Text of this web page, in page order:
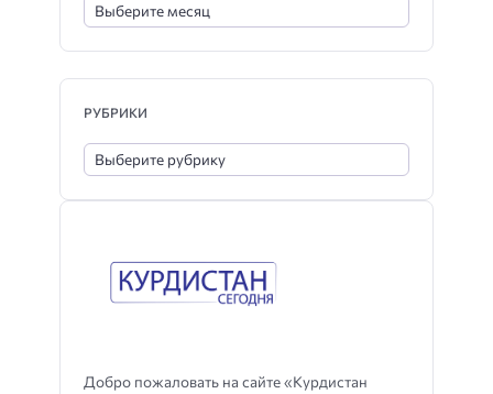
Добро пожаловать на сайте «Курдистан
РУБРИКИ